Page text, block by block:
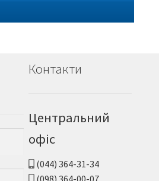
Контакти
Центральний
офіс
(044) 364-31-34